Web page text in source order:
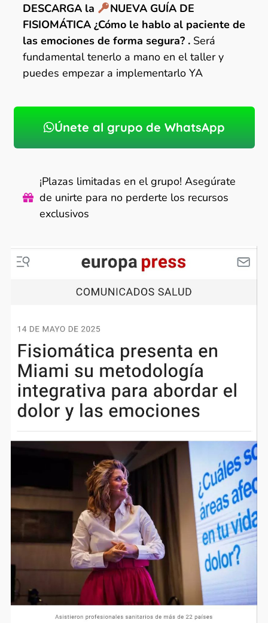
DESCARGA la
NUEVA GUÍA DE
FISIOMÁTICA ¿Cómo le hablo al paciente de
las emociones de forma segura? . Será
fundamental tenerlo a mano en el taller y
puedes empezar a implementarlo YA
Únete al grupo de WhatsApp
¡Plazas limitadas en el grupo! Asegúrate
de unirte para no perderte los recursos
exclusivos